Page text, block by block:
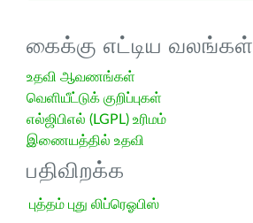
கைக்கு எட்டிய வலங்கள்
உதவி ஆவணங்கள்
வெளியீட்டுக் குறிப்புகள்
எல்ஜிபிஎல் (LGPL) உரிமம்
இணையத்தில் உதவி
பதிவிறக்க
புத்தம் புது லிப்ரெஓபிஸ்